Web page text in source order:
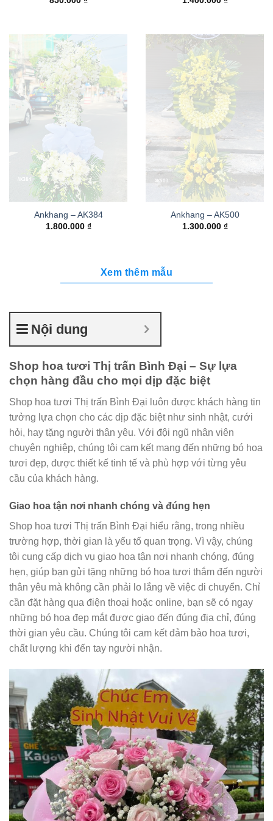
Ankhang – AK384
1.800.000 ₫
Ankhang – AK500
1.300.000 ₫
Xem thêm mẫu
Nội dung
Shop hoa tươi Thị trấn Bình Đại – Sự lựa
chọn hàng đầu cho mọi dịp đặc biệt
Shop hoa tươi Thị trấn Bình Đại luôn được khách hàng tin
tưởng lựa chọn cho các dịp đặc biệt như sinh nhật, cưới
hỏi, hay tặng người thân yêu. Với đội ngũ nhân viên
chuyên nghiệp, chúng tôi cam kết mang đến những bó hoa
tươi đẹp, được thiết kế tinh tế và phù hợp với từng yêu
cầu của khách hàng.
Giao hoa tận nơi nhanh chóng và đúng hẹn
Shop hoa tươi Thị trấn Bình Đại hiểu rằng, trong nhiều
trường hợp, thời gian là yếu tố quan trọng. Vì vậy, chúng
tôi cung cấp dịch vụ giao hoa tận nơi nhanh chóng, đúng
hẹn, giúp bạn gửi tặng những bó hoa tươi thắm đến người
thân yêu mà không cần phải lo lắng về việc di chuyển. Chỉ
cần đặt hàng qua điện thoại hoặc online, bạn sẽ có ngay
những bó hoa đẹp mắt được giao đến đúng địa chỉ, đúng
thời gian yêu cầu. Chúng tôi cam kết đảm bảo hoa tươi,
chất lượng khi đến tay người nhận.